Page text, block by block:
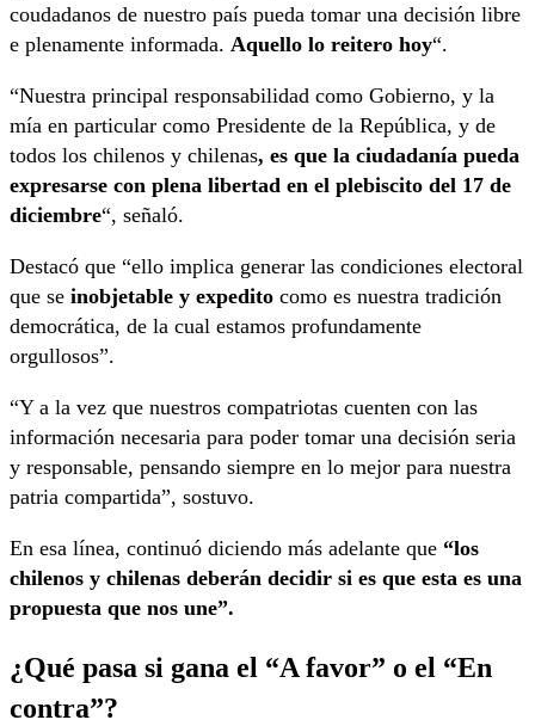
coudadanos de nuestro país pueda tomar una decisión libre
e plenamente informada. Aquello lo reitero hoy“.
“Nuestra principal responsabilidad como Gobierno, y la
mía en particular como Presidente de la República, y de
todos los chilenos y chilenas, es que la ciudadanía pueda
expresarse con plena libertad en el plebiscito del 17 de
diciembre“, señaló.
Destacó que “ello implica generar las condiciones electoral
que se inobjetable y expedito como es nuestra tradición
democrática, de la cual estamos profundamente
orgullosos”.
“Y a la vez que nuestros compatriotas cuenten con las
información necesaria para poder tomar una decisión seria
y responsable, pensando siempre en lo mejor para nuestra
patria compartida”, sostuvo.
En esa línea, continuó diciendo más adelante que “los
chilenos y chilenas deberán decidir si es que esta es una
propuesta que nos une”.
¿Qué pasa si gana el “A favor” o el “En
contra”?